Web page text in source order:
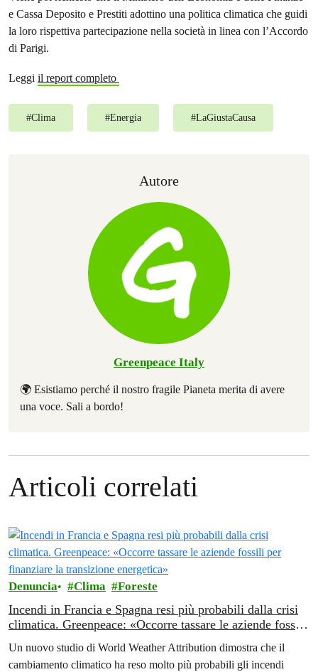
e Cassa Deposito e Prestiti adottino una politica climatica che guidi
la loro rispettiva partecipazione nella società in linea con l’Accordo
di Parigi.
Leggi il report completo
#Clima #Energia #LaGiustaCausa
Autore
Greenpeace Italy
🌍 Esistiamo perché il nostro fragile Pianeta merita di avere
una voce. Sali a bordo!
Articoli correlati
Denuncia Clima Foreste
Incendi in Francia e Spagna resi più probabili dalla crisi
climatica. Greenpeace: «Occorre tassare le aziende fossili
Un nuovo studio di World Weather Attribution dimostra che il
cambiamento climatico ha reso molto più probabili gli incendi